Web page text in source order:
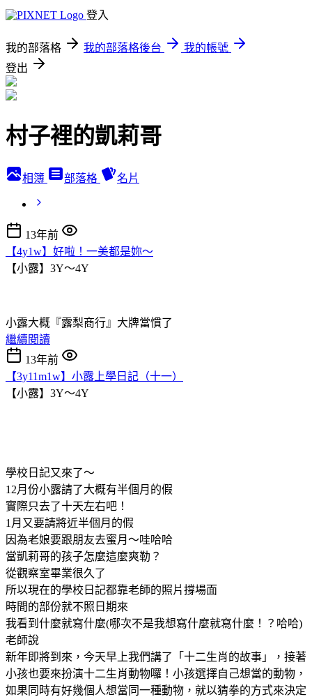
登入
我的部落格 我的部落格後台
我的帳號
登出
村子裡的凱莉哥
相簿 部落格 名片
13年前
【4y1w】好啦！一美都是妳～
【小露】3Y～4Y
小露大概『露梨商行』大牌當慣了
繼續閱讀
13年前
【3y11m1w】小露上學日記（十一）
【小露】3Y～4Y
學校日記又來了～
12月份小露請了大概有半個月的假
實際只去了十天左右吧！
1月又要請將近半個月的假
因為老娘要跟朋友去蜜月～哇哈哈
當凱莉哥的孩子怎麼這麼爽勒？
從觀察室畢業很久了
所以現在的學校日記都靠老師的照片撐場面
時間的部份就不照日期來
我看到什麼就寫什麼(哪次不是我想寫什麼就寫什麼！？哈哈)
老師說
新年即將到來，今天早上我們講了「十二生肖的故事」，接著
小孩也要來扮演十二生肖動物囉！小孩選擇自己想當的動物，
如果同時有好幾個人想當同一種動物，就以猜拳的方式來決定